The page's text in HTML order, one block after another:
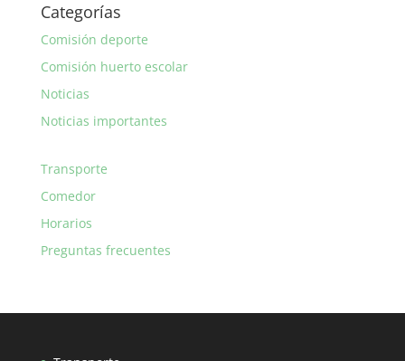
Categorías
Comisión deporte
Comisión huerto escolar
Noticias
Noticias importantes
Transporte
Comedor
Horarios
Preguntas frecuentes